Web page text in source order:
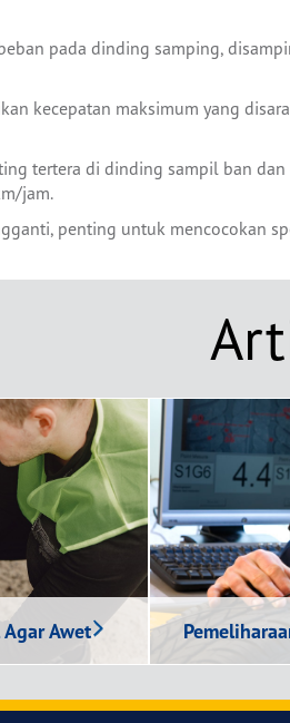
pada dinding samping,
kecepatan maksimum yang
tertera di dinding sampil ban
jam.
penting untuk mencocokan
Awet
dilakukan?
perawatan